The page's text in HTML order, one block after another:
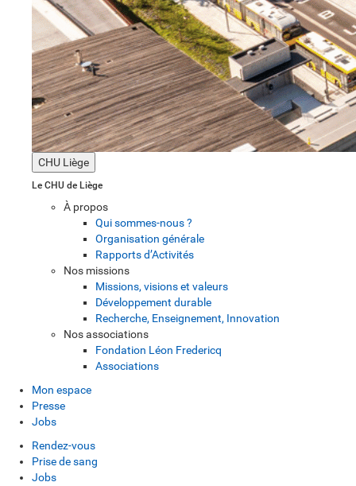
CHU Liège
Le CHU de Liège
À propos
Qui sommes-nous ?
Organisation générale
Rapports d’Activités
Nos missions
Missions, visions et valeurs
Développement durable
Recherche, Enseignement, Innovation
Nos associations
Fondation Léon Fredericq
Associations
Mon espace
Presse
Jobs
Rendez-vous
Prise de sang
Jobs